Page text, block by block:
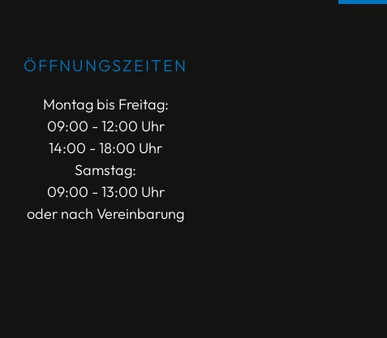
ÖFFNUNGSZEITEN
Montag bis Freitag:
09:00 - 12:00 Uhr
14:00 - 18:00 Uhr
Samstag:
09:00 - 13:00 Uhr
oder nach Vereinbarung